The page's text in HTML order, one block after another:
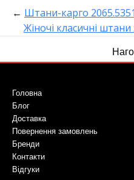
← Штани-карго
Жіночі класичні штани
Головна
Блог
Доставка
Повернення замовлень
Бренди
Контакти
Відгуки